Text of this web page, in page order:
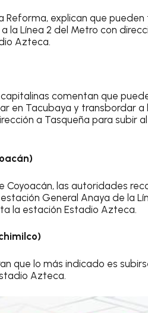
Reforma, explican que
la Línea 2 del Metro con
Azteca.
comentan que
en Tacubaya y transbordar a
a Tasqueña para subir
Coyoacán, las autoridades
General Anaya de la
la estación Estadio Azteca.
que lo más indicado es
Azteca.